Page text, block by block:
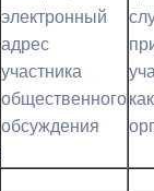
электронный
адрес
участника
общественного
обсуждения